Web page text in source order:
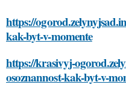
https://
kak-byt-v-momente
https://krasivyj-
osoznannost-kak-byt-v-